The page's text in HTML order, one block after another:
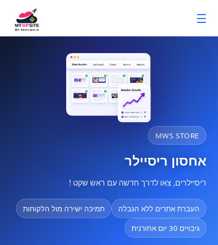
MWS STORE
אחסון ריסיילר
ריסיילרים, צאו לדרך חדשה עם ראש שקט !
העברת אתרים ללא הגבלה
תמיכה ישירה מול הלקוחות
גיבויים 30 יום אחורנית